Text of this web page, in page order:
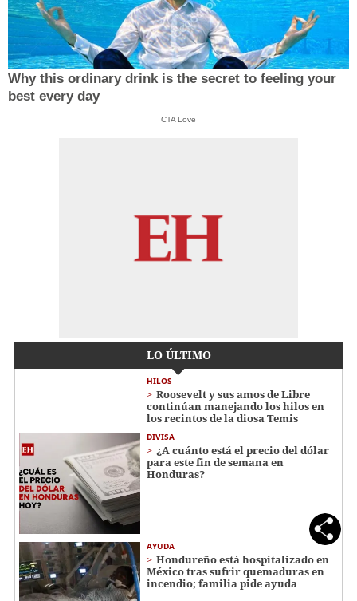
Why this ordinary drink is the secret to feeling your
best every day
CTA Love
LO ÚLTIMO
HILOS
Roosevelt y sus amos de Libre
continúan manejando los hilos en
los recintos de la diosa Temis
DIVISA
¿A cuánto está el precio del dólar
para este fin de semana en
Honduras?
AYUDA
Hondureño está hospitalizado en
México tras sufrir quemaduras en
incendio; familia pide ayuda